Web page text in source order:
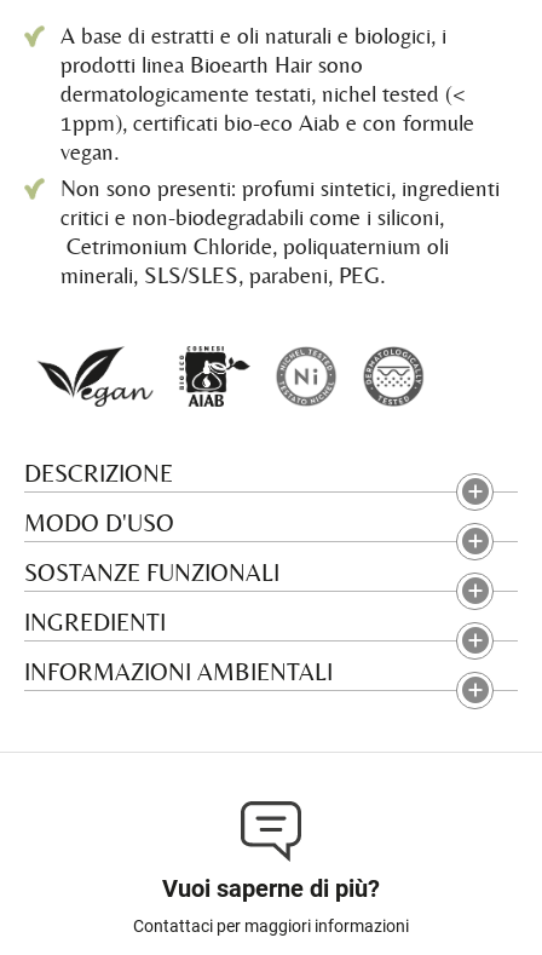
A base di estratti e oli naturali e biologici, i
prodotti linea Bioearth Hair sono
dermatologicamente testati, nichel tested (<
1ppm), certificati bio-eco Aiab e con formule
vegan.
Non sono presenti: profumi sintetici, ingredienti
critici e non-biodegradabili come i siliconi,
Cetrimonium Chloride, poliquaternium oli
minerali, SLS/SLES, parabeni, PEG.
DESCRIZIONE
MODO D'USO
SOSTANZE FUNZIONALI
INGREDIENTI
INFORMAZIONI AMBIENTALI
Vuoi saperne di più?
Contattaci per maggiori informazioni